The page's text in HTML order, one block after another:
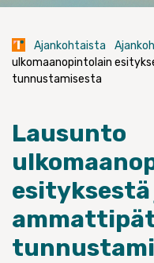
Ajankohtaista
ulkomaanopintolain
tunnustamisesta
Lausunto
esityksestä